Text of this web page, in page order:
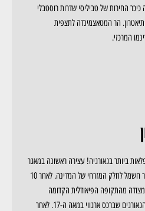
כיכר החירות של טביליסי שדרות רוסטבלי
הר המטאצמינדה לתצפית
המרכזי.
ביותר בגאורגיה! עצירה ראשונה במאגר
מים ז'נוואלי המשמש כמי שתייה וייצור חשמל לחלק המזרחי של המדינה. לאחר 10
מהתקופה הפיאודלית הקדומה
ששימשה כמקום עיקרי של הנסיכים הגאורגים שברכס ארגווי במאה ה-17. לאחר